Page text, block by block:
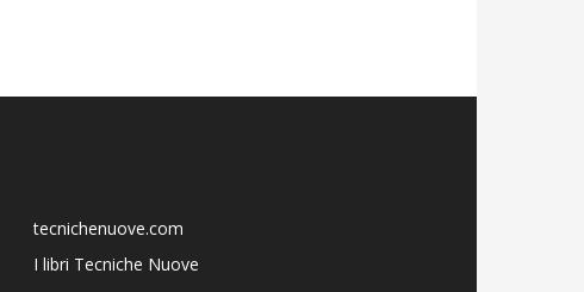
tecnichenuove.com
I libri Tecniche Nuove